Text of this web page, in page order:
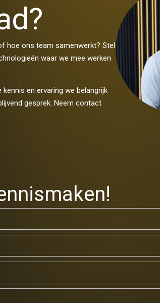
hoe ons team samenwerkt? Stel
waar we mee werken
en ervaring we belangrijk
gesprek. Neem contact